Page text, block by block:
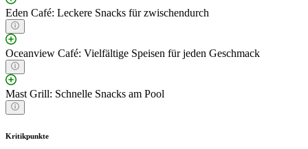
Eden Café: Leckere Snacks für zwischendurch
Oceanview Café: Vielfältige Speisen für jeden Geschmack
Mast Grill: Schnelle Snacks am Pool
Kritikpunkte